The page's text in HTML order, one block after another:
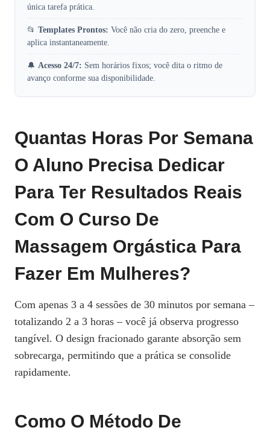
única tarefa prática.
📂 Templates Prontos: Você não cria do zero, preenche e
aplica instantaneamente.
🔔 Acesso 24/7: Sem horários fixos; você dita o ritmo de
avanço conforme sua disponibilidade.
Quantas Horas Por Semana
O Aluno Precisa Dedicar
Para Ter Resultados Reais
Com O Curso De
Massagem Orgástica Para
Fazer Em Mulheres?
Com apenas 3 a 4 sessões de 30 minutos por semana –
totalizando 2 a 3 horas – você já observa progresso
tangível. O design fracionado garante absorção sem
sobrecarga, permitindo que a prática se consolide
rapidamente.
Como O Método De